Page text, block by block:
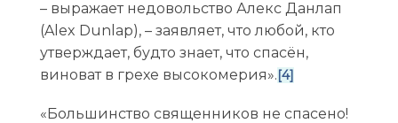
– выражает недовольство Алекс Данлап
(Alex Dunlap), – заявляет, что любой, кто
утверждает, будто знает, что спасён,
виноват в грехе высокомерия».[4]
«Большинство священников не спасено!